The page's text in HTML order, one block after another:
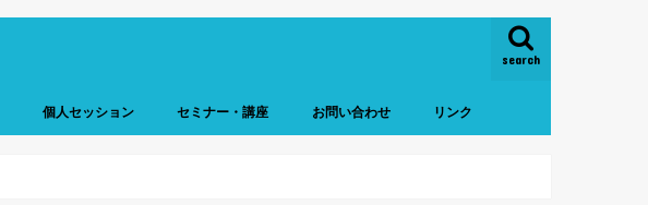
search
個人セッション セミナー・講座 お問い合わせ リンク